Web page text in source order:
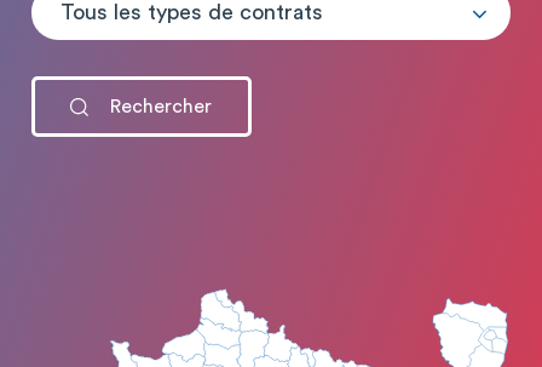
Tous les types de contrats